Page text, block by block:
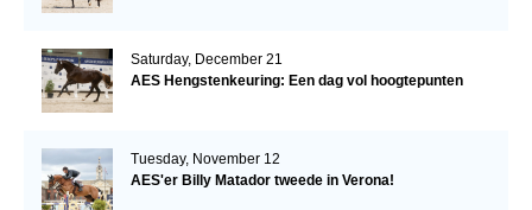
Saturday, December 21
AES Hengstenkeuring: Een dag vol hoogtepunten
Tuesday, November 12
AES'er Billy Matador tweede in Verona!